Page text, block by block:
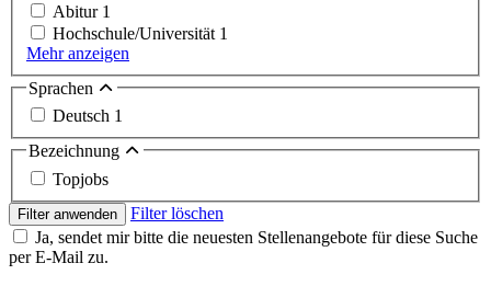
Abitur 1
Hochschule/Universität 1
Mehr anzeigen
Sprachen
Deutsch 1
Bezeichnung
Topjobs
Filter anwenden
Filter löschen
Ja, sendet mir bitte die neuesten Stellenangebote für diese Suche
per E-Mail zu.